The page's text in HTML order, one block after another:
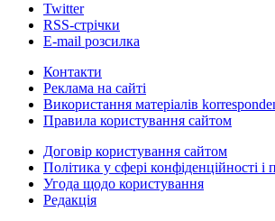
Twitter
RSS-стрічки
E-mail розсилка
Контакти
Реклама на сайті
Використання матеріалів
Правила користування сайтом
Договір користування сайтом
Політика у сфері конфіденційності
Угода щодо користування
Редакція